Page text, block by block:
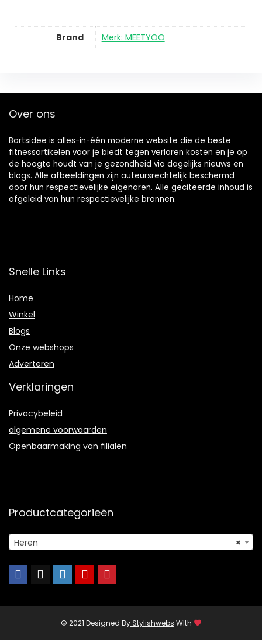
Brand Merk: MEETYOO
Over ons
Bartsidee is alles-in-één moderne website die de beste
fitnessartikelen voor je biedt tegen verloren kosten en je op
de hoogte houdt van je gezondheid via dagelijks nieuws en
blogs. Alle afbeeldingen zijn auteursrechtelijk beschermd
door hun respectievelijke eigenaren. Alle geciteerde inhoud is
afgeleid van hun respectievelijke bronnen.
Snelle Links
Home
Winkel
Blogs
Onze webshops
Adverteren
Verklaringen
Privacybeleid
algemene voorwaarden
Openbaarmaking van filialen
Productcategorieën
×
Heren
© 2021 Designed ByStylishwebs WIth